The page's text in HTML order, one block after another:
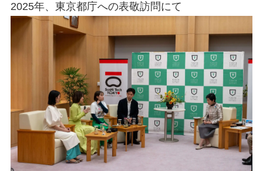
2025年、東京都庁への表敬訪問にて